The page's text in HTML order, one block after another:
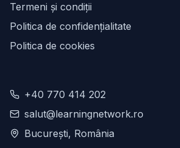
Termeni și condiții
Politica de confidențialitate
Politica de cookies
+40 770 414 202
salut@learningnetwork.ro
București, România